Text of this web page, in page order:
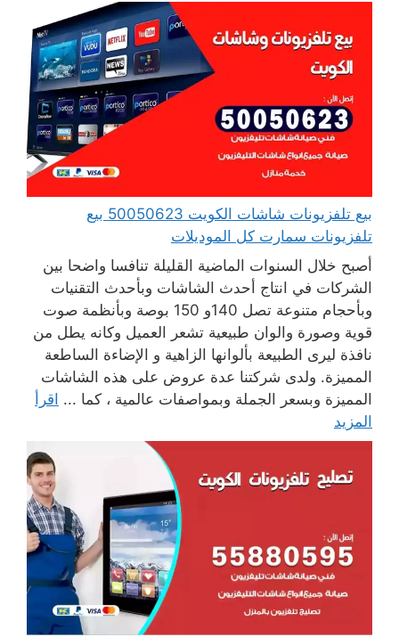
بيع تلفزيونات شاشات الكويت 50050623 بيع
تلفزيونات سمارت كل الموديلات
أصبح خلال السنوات الماضية القليلة تنافسا واضحا بين
الشركات في انتاج أحدث الشاشات وبأحدث التقنيات
وبأحجام متنوعة تصل 140و 150 بوصة وبأنظمة صوت
قوية وصورة والوان طبيعية تشعر العميل وكانه يطل من
نافذة ليرى الطبيعة بألوانها الزاهية و الإضاءة الساطعة
المميزة. ولدى شركتنا عدة عروض على هذه الشاشات
المميزة وبسعر الجملة وبمواصفات عالمية ، كما ... اقرأ
المزيد